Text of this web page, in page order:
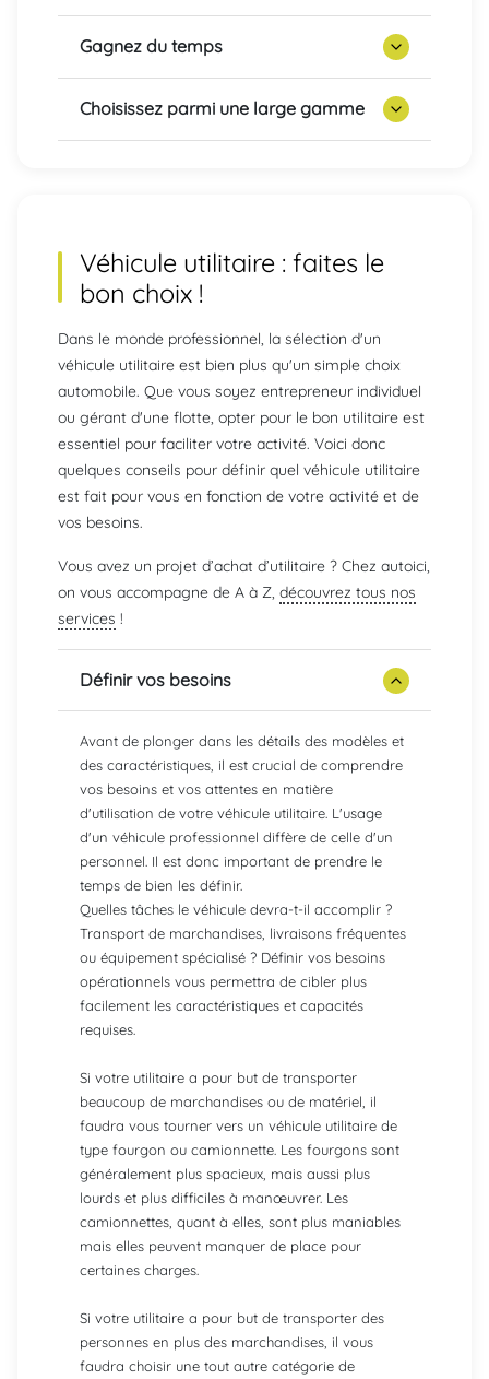
Gagnez du temps
Choisissez parmi une large gamme
Véhicule utilitaire : faites le
bon choix !
Dans le monde professionnel, la sélection d'un
véhicule utilitaire est bien plus qu'un simple choix
automobile. Que vous soyez entrepreneur individuel
ou gérant d'une flotte, opter pour le bon utilitaire est
essentiel pour faciliter votre activité. Voici donc
quelques conseils pour définir quel véhicule utilitaire
est fait pour vous en fonction de votre activité et de
vos besoins.
Vous avez un projet d’achat d’utilitaire ? Chez autoici,
on vous accompagne de A à Z, découvrez tous nos
services !
Définir vos besoins
Avant de plonger dans les détails des modèles et
des caractéristiques, il est crucial de comprendre
vos besoins et vos attentes en matière
d'utilisation de votre véhicule utilitaire. L'usage
d'un véhicule professionnel diffère de celle d'un
personnel. Il est donc important de prendre le
temps de bien les définir.
Quelles tâches le véhicule devra-t-il accomplir ?
Transport de marchandises, livraisons fréquentes
ou équipement spécialisé ? Définir vos besoins
opérationnels vous permettra de cibler plus
facilement les caractéristiques et capacités
requises.
Si votre utilitaire a pour but de transporter
beaucoup de marchandises ou de matériel, il
faudra vous tourner vers un véhicule utilitaire de
type fourgon ou camionnette. Les fourgons sont
généralement plus spacieux, mais aussi plus
lourds et plus difficiles à manœuvrer. Les
camionnettes, quant à elles, sont plus maniables
mais elles peuvent manquer de place pour
certaines charges.
Si votre utilitaire a pour but de transporter des
personnes en plus des marchandises, il vous
faudra choisir une tout autre catégorie de